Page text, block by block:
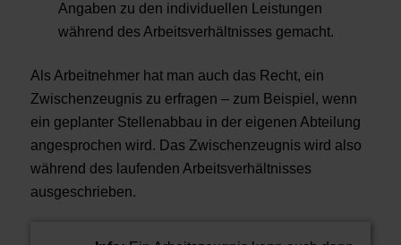
Angaben zu den individuellen Leistungen
während des Arbeitsverhältnisses gemacht.
Als Arbeitnehmer hat man auch das Recht, ein
Zwischenzeugnis zu erfragen – zum Beispiel, wenn
ein geplanter Stellenabbau in der eigenen Abteilung
angesprochen wird. Das Zwischenzeugnis wird also
während des laufenden Arbeitsverhältnisses
ausgeschrieben.